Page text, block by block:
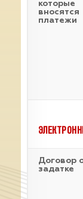
которые
вносятся
платежи
Договор
задатке